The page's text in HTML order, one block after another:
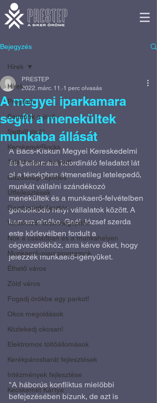
Bejegyzés
Hírek
Program
Bennünk a jövő
5letből jövő!
KecskemétRocks
Találd meg a helyed!
Gazdasági fejlődés
Útfejlesztések
Gazdaságfejlesztés
Vállalkozói közösségépítés
Nők a családban és a munkahelyen
Munkaerő-piaci programok
Élhető város
Zöld város
Fogadj örökbe egy parkot!
Okos megoldások
Közlekedj okosan!
Elektromos töltőállomások
Kerékpárosbarát fejlesztések
Intézmények fejlesztése
Kecskemét Kártya
Hírek
A megyei iparkamara
segíti a menekültek
munkába állását
PRESTEP
2022. márc. 11. 1 perc olvasás
A Bács-Kiskun Megyei Kereskedelmi
és Iparkamara koordináló feladatot lát
el a térségben átmenetileg letelepedő,
munkát vállalni szándékozó
menekültek és a munkaerő-felvételben
gondolkodó helyi vállalatok között. A
kamara elnöke, Gaál József szerda
este körlevélben fordult a
cégvezetőkhöz, arra kérve őket, hogy
jelezzék munkaerő-igényüket.
"A háborús konfliktus mielőbbi
befejezésében bízunk, de azt is